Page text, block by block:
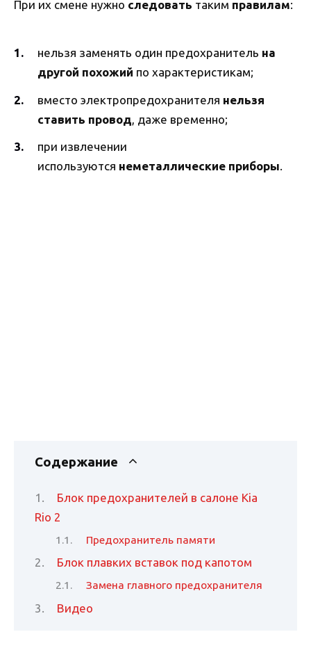
При их смене нужно следовать таким правилам:
нельзя заменять один предохранитель на
другой похожий по характеристикам;
вместо электропредохранителя нельзя
ставить провод , даже временно;
при извлечении
используются неметаллические приборы.
Содержание
Блок предохранителей в салоне Kia
Rio 2
Предохранитель памяти
Блок плавких вставок под капотом
Замена главного предохранителя
Видео